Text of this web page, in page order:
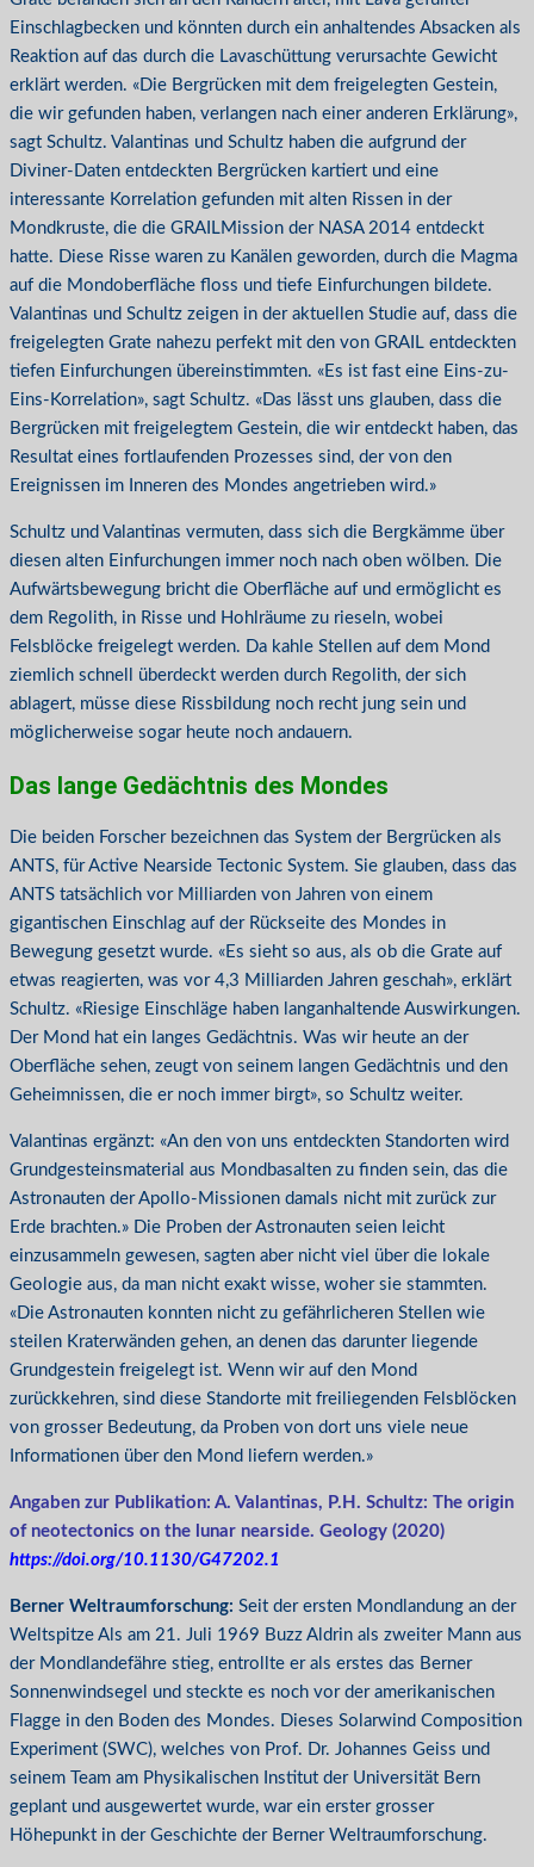
Einschlagbecken und könnten durch ein anhaltendes Absacken als
Reaktion auf das durch die Lavaschüttung verursachte Gewicht
erklärt werden. «Die Bergrücken mit dem freigelegten Gestein,
die wir gefunden haben, verlangen nach einer anderen Erklärung»,
sagt Schultz. Valantinas und Schultz haben die aufgrund der
Diviner-Daten entdeckten Bergrücken kartiert und eine
interessante Korrelation gefunden mit alten Rissen in der
Mondkruste, die die GRAILMission der NASA 2014 entdeckt
hatte. Diese Risse waren zu Kanälen geworden, durch die Magma
auf die Mondoberfläche floss und tiefe Einfurchungen bildete.
Valantinas und Schultz zeigen in der aktuellen Studie auf, dass die
freigelegten Grate nahezu perfekt mit den von GRAIL entdeckten
tiefen Einfurchungen übereinstimmten. «Es ist fast eine Eins-zu-
Eins-Korrelation», sagt Schultz. «Das lässt uns glauben, dass die
Bergrücken mit freigelegtem Gestein, die wir entdeckt haben, das
Resultat eines fortlaufenden Prozesses sind, der von den
Ereignissen im Inneren des Mondes angetrieben wird.»
Schultz und Valantinas vermuten, dass sich die Bergkämme über
diesen alten Einfurchungen immer noch nach oben wölben. Die
Aufwärtsbewegung bricht die Oberfläche auf und ermöglicht es
dem Regolith, in Risse und Hohlräume zu rieseln, wobei
Felsblöcke freigelegt werden. Da kahle Stellen auf dem Mond
ziemlich schnell überdeckt werden durch Regolith, der sich
ablagert, müsse diese Rissbildung noch recht jung sein und
möglicherweise sogar heute noch andauern.
Das lange Gedächtnis des Mondes
Die beiden Forscher bezeichnen das System der Bergrücken als
ANTS, für Active Nearside Tectonic System. Sie glauben, dass das
ANTS tatsächlich vor Milliarden von Jahren von einem
gigantischen Einschlag auf der Rückseite des Mondes in
Bewegung gesetzt wurde. «Es sieht so aus, als ob die Grate auf
etwas reagierten, was vor 4,3 Milliarden Jahren geschah», erklärt
Schultz. «Riesige Einschläge haben langanhaltende Auswirkungen.
Der Mond hat ein langes Gedächtnis. Was wir heute an der
Oberfläche sehen, zeugt von seinem langen Gedächtnis und den
Geheimnissen, die er noch immer birgt», so Schultz weiter.
Valantinas ergänzt: «An den von uns entdeckten Standorten wird
Grundgesteinsmaterial aus Mondbasalten zu finden sein, das die
Astronauten der Apollo-Missionen damals nicht mit zurück zur
Erde brachten.» Die Proben der Astronauten seien leicht
einzusammeln gewesen, sagten aber nicht viel über die lokale
Geologie aus, da man nicht exakt wisse, woher sie stammten.
«Die Astronauten konnten nicht zu gefährlicheren Stellen wie
steilen Kraterwänden gehen, an denen das darunter liegende
Grundgestein freigelegt ist. Wenn wir auf den Mond
zurückkehren, sind diese Standorte mit freiliegenden Felsblöcken
von grosser Bedeutung, da Proben von dort uns viele neue
Informationen über den Mond liefern werden.»
Angaben zur Publikation: A. Valantinas, P.H. Schultz: The origin
of neotectonics on the lunar nearside. Geology (2020)
https://doi.org/10.1130/G47202.1
Berner Weltraumforschung: Seit der ersten Mondlandung an der
Weltspitze Als am 21. Juli 1969 Buzz Aldrin als zweiter Mann aus
der Mondlandefähre stieg, entrollte er als erstes das Berner
Sonnenwindsegel und steckte es noch vor der amerikanischen
Flagge in den Boden des Mondes. Dieses Solarwind Composition
Experiment (SWC), welches von Prof. Dr. Johannes Geiss und
seinem Team am Physikalischen Institut der Universität Bern
geplant und ausgewertet wurde, war ein erster grosser
Höhepunkt in der Geschichte der Berner Weltraumforschung.